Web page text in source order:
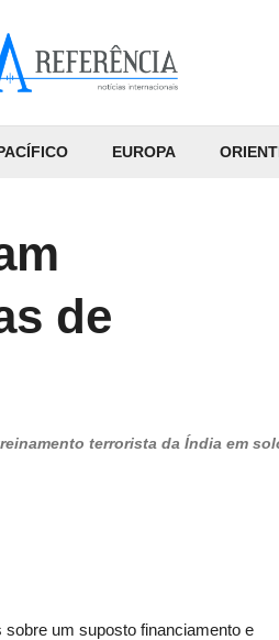
EUROPA
de
terrorista da Índia em
um suposto financiamento e